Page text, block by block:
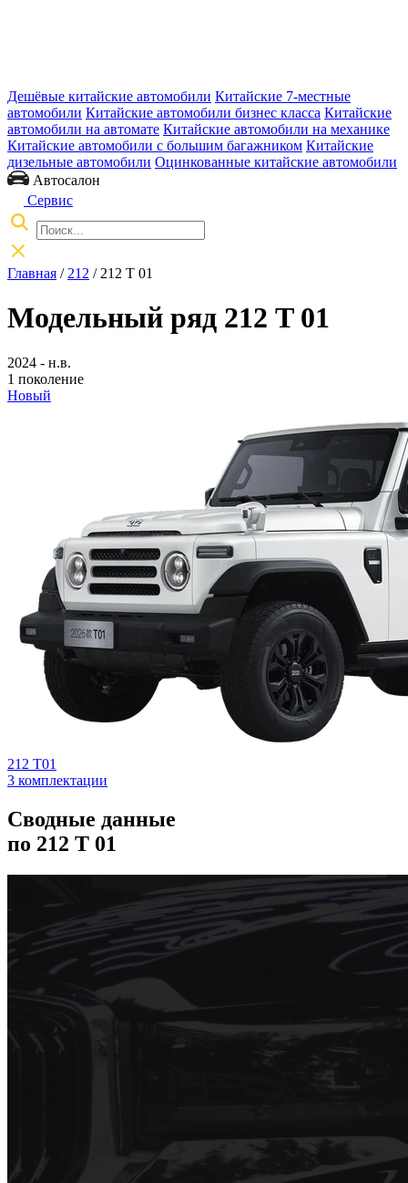
Дешёвые китайские автомобили Китайские 7-местные
автомобили Китайские автомобили бизнес класса Китайские
автомобили на автомате Китайские автомобили на механике
Китайские автомобили с большим багажником Китайские
дизельные автомобили Оцинкованные китайские автомобили
Автосалон
Сервис
Главная / 212 / 212 T 01
Модельный ряд 212 T 01
2024 - н.в.
1 поколение
Новый
212 T01
3 комплектации
Сводные данные
по 212 T 01